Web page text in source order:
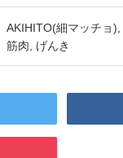
AKIHITO(細マッチョ)
筋肉
げんき